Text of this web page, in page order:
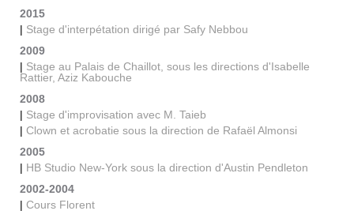
2015
| Stage d'interpétation dirigé par Safy Nebbou
2009
| Stage au Palais de Chaillot, sous les directions d'Isabelle
Rattier, Aziz Kabouche
2008
| Stage d'improvisation avec M. Taieb
| Clown et acrobatie sous la direction de Rafaël Almonsi
2005
| HB Studio New-York sous la direction d'Austin Pendleton
2002-2004
| Cours Florent